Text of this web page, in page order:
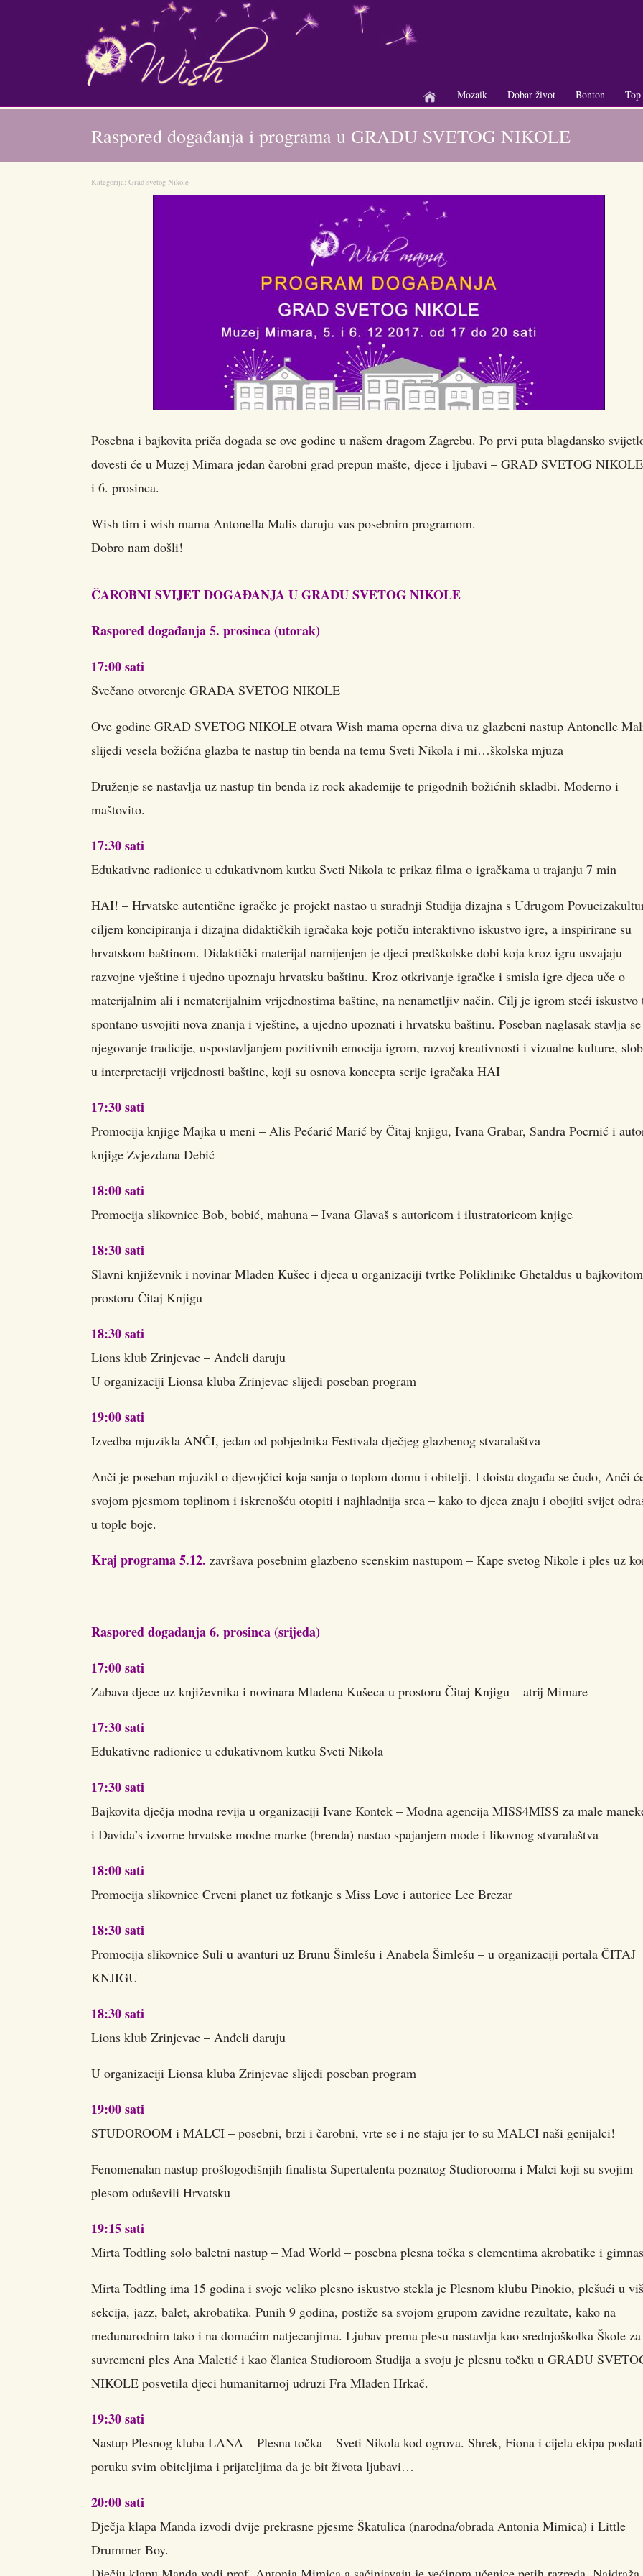
+
Mozaik
+
Dobar život
+
Bonton
Raspored događanja i programa u GRADU SVETOG NIKOLE
Kategorija: Grad svetog Nikole
Posebna i bajkovita priča događa se ove godine u našem dragom Zagrebu. Po prvi puta blagdansko
dovesti će u Muzej Mimara jedan čarobni grad prepun mašte, djece i ljubavi – GRAD SVETOG
i 6. prosinca.
Wish tim i wish mama Antonella Malis daruju vas posebnim programom.
Dobro nam došli!
ČAROBNI SVIJET DOGAĐANJA U GRADU SVETOG NIKOLE
Raspored događanja 5. prosinca (utorak)
17:00 sati
Svečano otvorenje GRADA SVETOG NIKOLE
Ove godine GRAD SVETOG NIKOLE otvara Wish mama operna diva uz glazbeni nastup Antonelle
slijedi vesela božićna glazba te nastup tin benda na temu Sveti Nikola i mi…školska mjuza
Druženje se nastavlja uz nastup tin benda iz rock akademije te prigodnih božićnih skladbi. Moderno i
maštovito.
17:30 sati
Edukativne radionice u edukativnom kutku Sveti Nikola te prikaz filma o igračkama u trajanju 7 min
HAI! – Hrvatske autentične igračke je projekt nastao u suradnji Studija dizajna s Udrugom
ciljem koncipiranja i dizajna didaktičkih igračaka koje potiču interaktivno iskustvo igre, a inspirirane su
hrvatskom baštinom. Didaktički materijal namijenjen je djeci predškolske dobi koja kroz igru usvajaju
razvojne vještine i ujedno upoznaju hrvatsku baštinu. Kroz otkrivanje igračke i smisla igre djeca uče o
materijalnim ali i nematerijalnim vrijednostima baštine, na nenametljiv način. Cilj je igrom steći iskustvo
spontano usvojiti nova znanja i vještine, a ujedno upoznati i hrvatsku baštinu. Poseban naglasak stavlja
njegovanje tradicije, uspostavljanjem pozitivnih emocija igrom, razvoj kreativnosti i vizualne kulture,
u interpretaciji vrijednosti baštine, koji su osnova koncepta serije igračaka HAI
17:30 sati
Promocija knjige Majka u meni – Alis Pećarić Marić by Čitaj knjigu, Ivana Grabar, Sandra Pocrnić i
knjige Zvjezdana Debić
18:00 sati
Promocija slikovnice Bob, bobić, mahuna – Ivana Glavaš s autoricom i ilustratoricom knjige
18:30 sati
Slavni književnik i novinar Mladen Kušec i djeca u organizaciji tvrtke Poliklinike Ghetaldus u bajkovitom
prostoru Čitaj Knjigu
18:30 sati
Lions klub Zrinjevac – Anđeli daruju
U organizaciji Lionsa kluba Zrinjevac slijedi poseban program
19:00 sati
Izvedba mjuzikla ANČI, jedan od pobjednika Festivala dječjeg glazbenog stvaralaštva
Anči je poseban mjuzikl o djevojčici koja sanja o toplom domu i obitelji. I doista događa se čudo, Anči
svojom pjesmom toplinom i iskrenošću otopiti i najhladnija srca – kako to djeca znaju i obojiti svijet
u tople boje.
Kraj programa 5.12. završava posebnim glazbeno scenskim nastupom – Kape svetog Nikole i ples uz
Raspored događanja 6. prosinca (srijeda)
17:00 sati
Zabava djece uz književnika i novinara Mladena Kušeca u prostoru Čitaj Knjigu – atrij Mimare
17:30 sati
Edukativne radionice u edukativnom kutku Sveti Nikola
17:30 sati
Bajkovita dječja modna revija u organizaciji Ivane Kontek – Modna agencija MISS4MISS za male
i Davida’s izvorne hrvatske modne marke (brenda) nastao spajanjem mode i likovnog stvaralaštva
18:00 sati
Promocija slikovnice Crveni planet uz fotkanje s Miss Love i autorice Lee Brezar
18:30 sati
Promocija slikovnice Suli u avanturi uz Brunu Šimlešu i Anabela Šimlešu – u organizaciji portala ČITAJ
KNJIGU
18:30 sati
Lions klub Zrinjevac – Anđeli daruju
U organizaciji Lionsa kluba Zrinjevac slijedi poseban program
19:00 sati
STUDOROOM i MALCI – posebni, brzi i čarobni, vrte se i ne staju jer to su MALCI naši genijalci!
Fenomenalan nastup prošlogodišnjih finalista Supertalenta poznatog Studiorooma i Malci koji su svojim
plesom oduševili Hrvatsku
19:15 sati
Mirta Todtling solo baletni nastup – Mad World – posebna plesna točka s elementima akrobatike i
Mirta Todtling ima 15 godina i svoje veliko plesno iskustvo stekla je Plesnom klubu Pinokio, plešući u
sekcija, jazz, balet, akrobatika. Punih 9 godina, postiže sa svojom grupom zavidne rezultate, kako na
međunarodnim tako i na domaćim natjecanjima. Ljubav prema plesu nastavlja kao srednjoškolka Škole za
suvremeni ples Ana Maletić i kao članica Studioroom Studija a svoju je plesnu točku u GRADU
NIKOLE posvetila djeci humanitarnoj udruzi Fra Mladen Hrkač.
19:30 sati
Nastup Plesnog kluba LANA – Plesna točka – Sveti Nikola kod ogrova. Shrek, Fiona i cijela ekipa
poruku svim obiteljima i prijateljima da je bit života ljubavi…
20:00 sati
Dječja klapa Manda izvodi dvije prekrasne pjesme Škatulica (narodna/obrada Antonia Mimica) i Little
Drummer Boy.